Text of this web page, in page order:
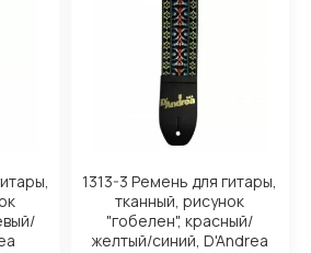
1313-3 Ремень для гитары,
тканный, рисунок
"гобелен", красный/
желтый/синий, D'Andrea